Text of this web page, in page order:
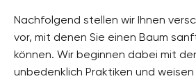
Nachfolgend stellen wir Ihnen
vor, mit denen Sie einen Baum
können. Wir beginnen dabei mit
unbedenklich Praktiken und